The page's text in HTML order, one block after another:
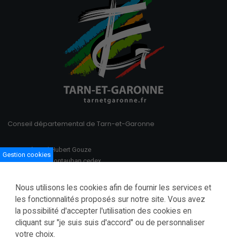
Conseil départemental de Tarn-et-Garonne
100 Boulevard Hubert Gouze
BP 783 82013 Montauban cedex
Tél.: 05 63 91 82 00
Fax.: 05 63 03 28 52
courrier@tarnetgaronne.fr
Gestion cookies
Nous utilisons les cookies afin de fournir les services et
les fonctionnalités proposés sur notre site. Vous avez
la possibilité d'accepter l'utilisation des cookies en
cliquant sur "je suis suis d'accord" ou de personnaliser
votre choix.